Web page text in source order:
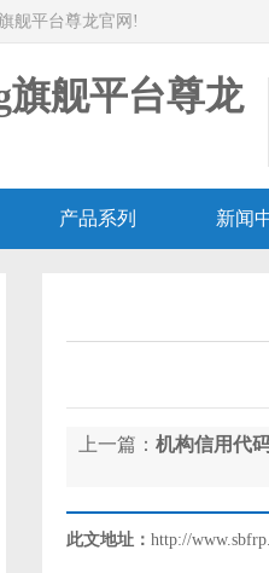
舰平台尊龙官网!
旗舰平台尊龙
产品系列 新闻
上一篇： 机构信用代
此文地址： http://